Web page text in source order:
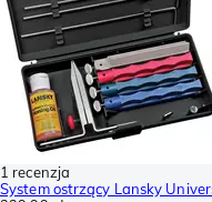
1 recenzja
System ostrzący Lansky